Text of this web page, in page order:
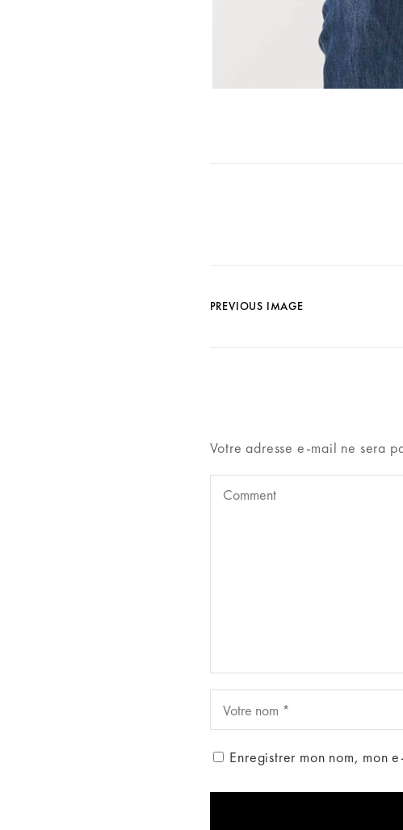
PREVIOUS IMAGE
Votre adresse e-mail ne sera
Enregistrer mon nom, mon